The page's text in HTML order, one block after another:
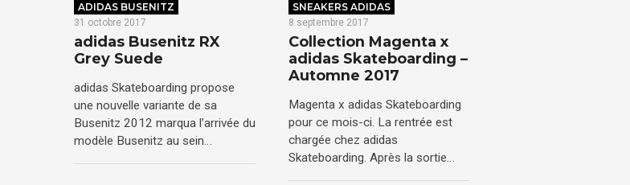
ADIDAS BUSENITZ
31 octobre 2017
adidas Busenitz RX
Grey Suede
adidas Skateboarding propose
une nouvelle variante de sa
Busenitz 2012 marqua l’arrivée du
modèle Busenitz au sein…
SNEAKERS ADIDAS
8 septembre 2017
Collection Magenta x
adidas Skateboarding –
Automne 2017
Magenta x adidas Skateboarding
pour ce mois-ci. La rentrée est
chargée chez adidas
Skateboarding. Après la sortie…